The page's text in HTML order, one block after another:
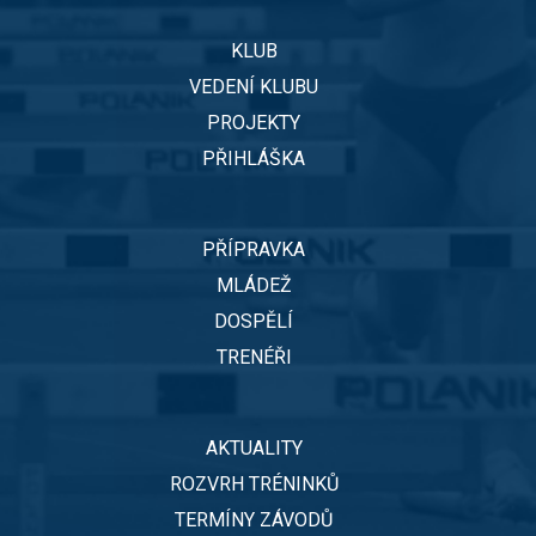
KLUB
VEDENÍ KLUBU
PROJEKTY
PŘIHLÁŠKA
PŘÍPRAVKA
MLÁDEŽ
DOSPĚLÍ
TRENÉŘI
AKTUALITY
ROZVRH TRÉNINKŮ
TERMÍNY ZÁVODŮ